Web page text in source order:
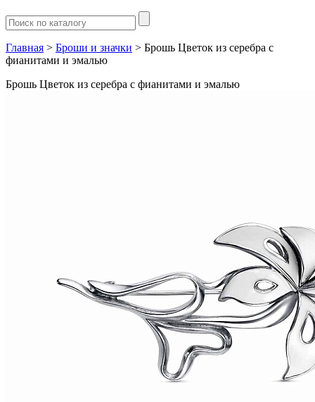
Главная > Броши и значки > Брошь Цветок из серебра с
фианитами и эмалью
Брошь Цветок из серебра с фианитами и эмалью